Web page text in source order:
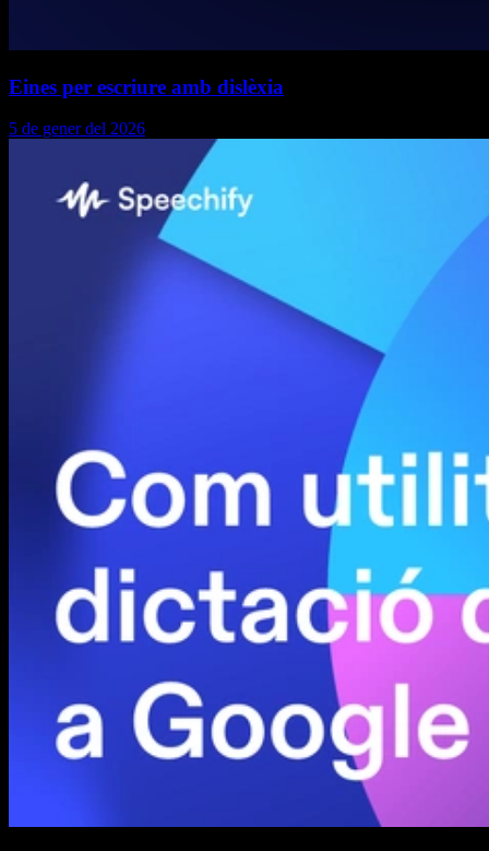
Eines per escriure amb dislèxia
5 de gener del 2026